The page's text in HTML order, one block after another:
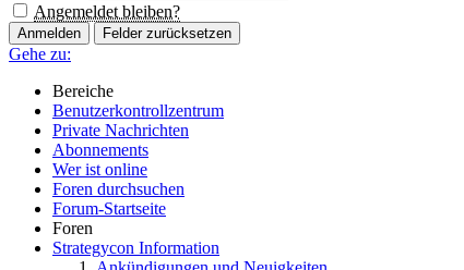
Angemeldet bleiben?
Gehe zu:
Bereiche
Benutzerkontrollzentrum
Private Nachrichten
Abonnements
Wer ist online
Foren durchsuchen
Forum-Startseite
Foren
Strategycon Information